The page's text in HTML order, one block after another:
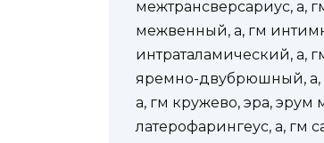
межтрансверсариус, а,
межвенный, а, гм
интраталамический, а,
яремно-двубрюшный, а,
а, гм кружево, эра, эрум
латерофарингеус, а, гм